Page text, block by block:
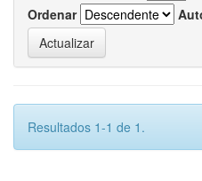
Ordenar
Resultados 1-1 de 1.